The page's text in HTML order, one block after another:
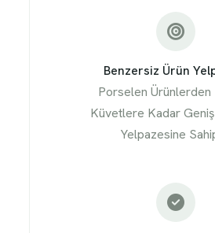
Benzersiz Ürün
Porselen Ürünlerden
Küvetlere Kadar
Yelpazesine